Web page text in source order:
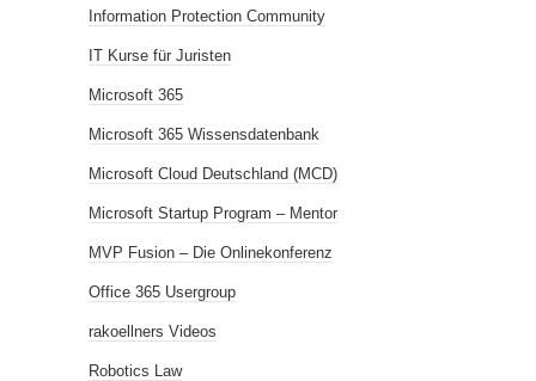
Information Protection Community
IT Kurse für Juristen
Microsoft 365
Microsoft 365 Wissensdatenbank
Microsoft Cloud Deutschland (MCD)
Microsoft Startup Program – Mentor
MVP Fusion – Die Onlinekonferenz
Office 365 Usergroup
rakoellners Videos
Robotics Law